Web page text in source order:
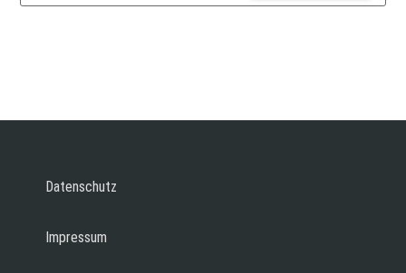
Datenschutz
Impressum